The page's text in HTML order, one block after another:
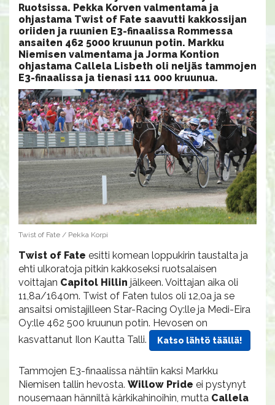
Ruotsissa. Pekka Korven valmentama ja
ohjastama Twist of Fate saavutti kakkossijan
oriiden ja ruunien E3-finaalissa Rommessa
ansaiten 462 5000 kruunun potin. Markku
Niemisen valmentama ja Jorma Kontion
ohjastama Callela Lisbeth oli neljäs tammojen
E3-finaalissa ja tienasi 111 000 kruunua.
Twist of Fate / Pekka Korpi
Twist of Fate esitti komean loppukirin taustalta ja
ehti ulkoratoja pitkin kakkoseksi ruotsalaisen
voittajan Capitol Hillin jälkeen. Voittajan aika oli
11,8a/1640m. Twist of Faten tulos oli 12,0a ja se
ansaitsi omistajilleen Star-Racing Oy:lle ja Medi-Eira
Oy:lle 462 500 kruunun potin. Hevosen on
kasvattanut Ilon Kautta Talli.
Katso lähtö täällä!
Tammojen E3-finaalissa nähtiin kaksi Markku
Niemisen tallin hevosta. Willow Pride ei pystynyt
nousemaan hänniltä kärkikahinoihin, mutta Callela